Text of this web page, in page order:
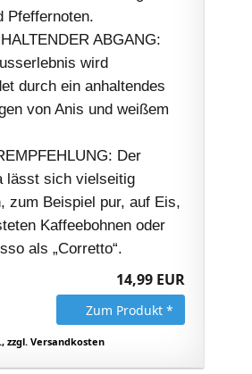
Pfeffernoten.
ABGANG:
wird
durch ein anhaltendes
von Anis und weißem
Der
lässt sich vielseitig
zum Beispiel pur, auf Eis,
Kaffeebohnen oder
als „Corretto“.
14,99 EUR
Zum Produkt *
zzgl. Versandkosten